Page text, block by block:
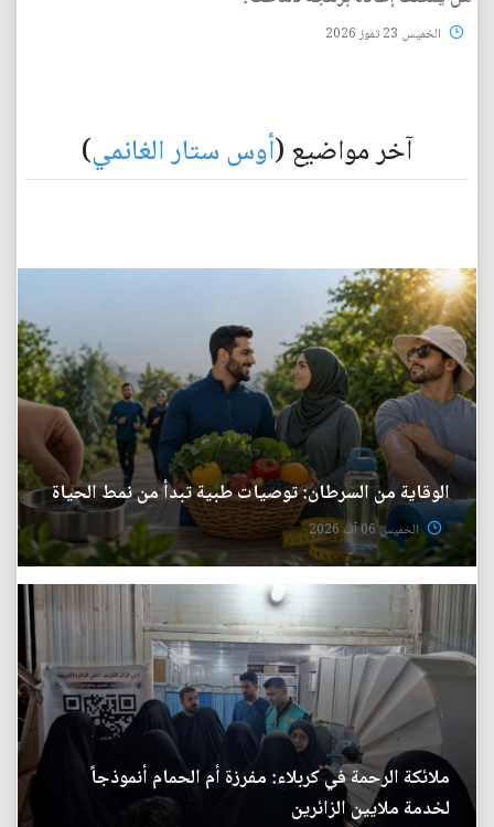
الخميس 23 تموز 2026
آخر مواضيع (أوس ستار الغانمي)
الوقاية من السرطان: توصيات طبية تبدأ من نمط الحياة
الخميس 06 آب 2026
ملائكة الرحمة في كربلاء: مفرزة أم الحمام أنموذجاً
لخدمة ملايين الزائرين